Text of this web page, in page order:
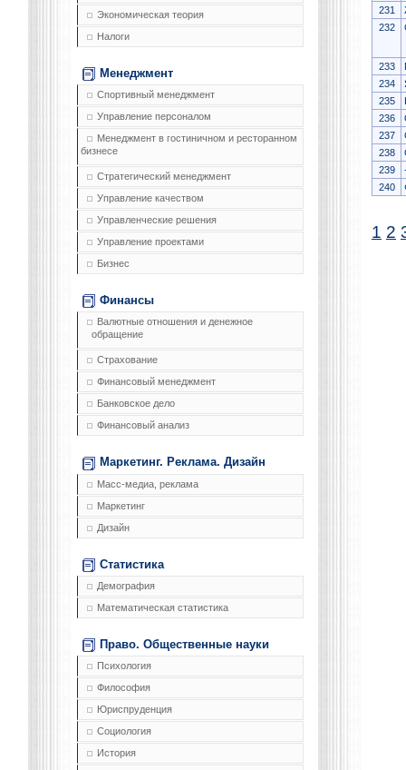
Экономическая теория
Налоги
Менеджмент
Спортивный менеджмент
Управление персоналом
Менеджмент в гостиничном и ресторанном
бизнесе
Стратегический менеджмент
Управление качеством
Управленческие решения
Управление проектами
Бизнес
Финансы
Валютные отношения и денежное
обращение
Страхование
Финансовый менеджмент
Банковское дело
Финансовый анализ
Маркетинг. Реклама. Дизайн
Масс-медиа, реклама
Маркетинг
Дизайн
Статистика
Демография
Математическая статистика
Право. Общественные науки
Психология
Философия
Юриспруденция
Социология
История
231
232
233
234
235
236
237
238
239
240
1 2